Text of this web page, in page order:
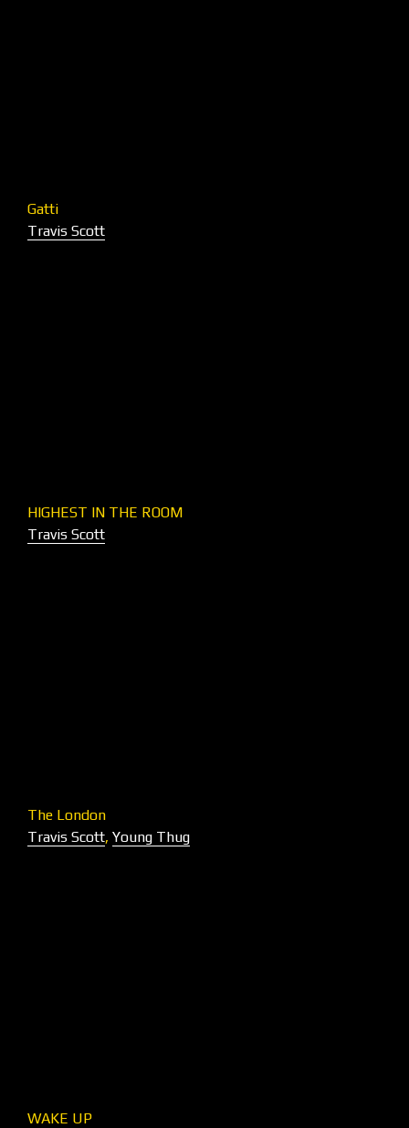
Gatti
Travis Scott
HIGHEST IN THE ROOM
Travis Scott
The London
Travis Scott, Young Thug
WAKE UP